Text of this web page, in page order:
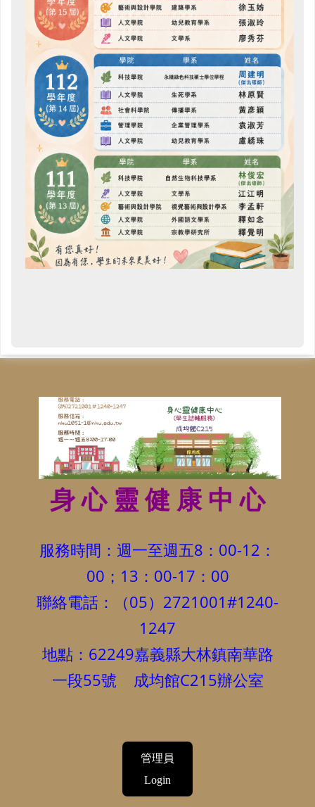
身 心 靈 健 康 中 心
服務時間：週一至週五8：00-12：
00；13：00-17：00
聯絡電話：（05）2721001#1240-
1247
地點：62249嘉義縣大林鎮南華路
一段55號 成均館C215辦公室
管理員
Login